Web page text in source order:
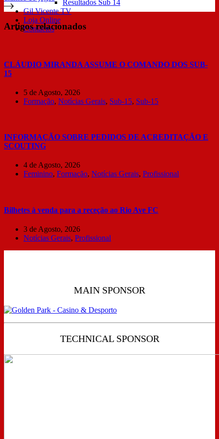
Resultados Sub 14
Gil Vicente TV
Loja Online
Contactos
Artigos relacionados
CLÁUDIO MIRANDA ASSUME O COMANDO DOS SUB-
15
5 de Agosto, 2026
Formação, Notícias Gerais, Sub-15, Sub-15
INFORMAÇÃO SOBRE PEDIDOS DE ACREDITAÇÃO E
SCOUTING
4 de Agosto, 2026
Feminino, Formação, Notícias Gerais, Profissional
Bilhetes à venda para a receção ao Rio Ave FC
3 de Agosto, 2026
Notícias Gerais, Profissional
MAIN SPONSOR
TECHNICAL SPONSOR